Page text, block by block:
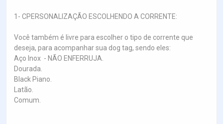
1- CPERSONALIZAÇÃO ESCOLHENDO A CORRENTE:
Você também é livre para escolher o tipo de corrente que
deseja, para acompanhar sua dog tag, sendo eles:
Aço Inox - NÃO ENFERRUJA.
Dourada.
Black Piano.
Latão.
Comum.